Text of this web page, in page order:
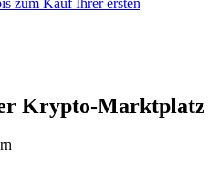
zum Kauf Ihrer ersten
Krypto-Marktplatz